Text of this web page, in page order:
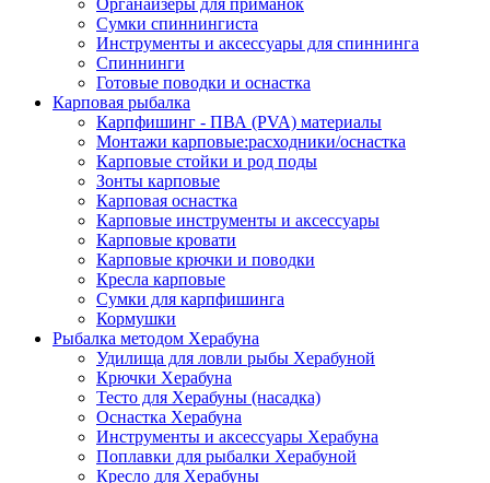
Сумки спиннингиста
Инструменты и аксессуары для спиннинга
Спиннинги
Готовые поводки и оснастка
Карповая рыбалка
Карпфишинг - ПВА (PVA) материалы
Монтажи карповые:расходники/оснастка
Карповые стойки и род поды
Зонты карповые
Карповая оснастка
Карповые инструменты и аксессуары
Карповые кровати
Карповые крючки и поводки
Кресла карповые
Сумки для карпфишинга
Кормушки
Рыбалка методом Херабуна
Удилища для ловли рыбы Херабуной
Крючки Херабуна
Тесто для Херабуны (насадка)
Оснастка Херабуна
Инструменты и аксессуары Херабуна
Поплавки для рыбалки Херабуной
Кресло для Херабуны